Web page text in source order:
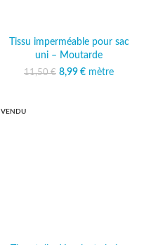
Tissu imperméable pour sac
uni – Moutarde
11,50€ Le prix initial était :
8,99 €
Le prix
mètre
VENDU